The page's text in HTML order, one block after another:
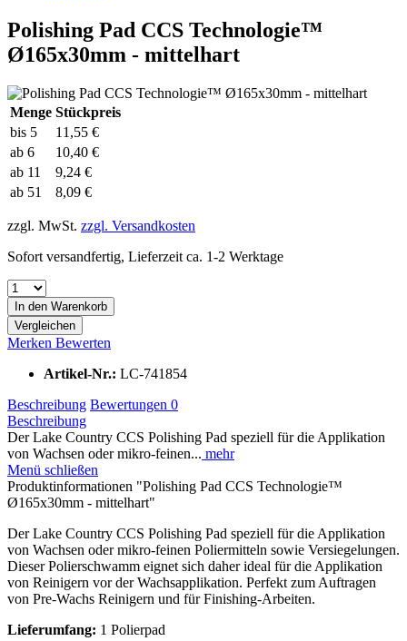
Polishing Pad CCS Technologie™
Ø165x30mm - mittelhart
Menge Stückpreis
bis 5
11,55 €
ab 6
10,40 €
ab 11
9,24 €
ab 51 8,09 €
zzgl. MwSt. zzgl. Versandkosten
Sofort versandfertig, Lieferzeit ca. 1-2 Werktage
In den Warenkorb
Vergleichen
Merken Bewerten
Artikel-Nr.: LC-741854
Beschreibung Bewertungen 0
Beschreibung
Der Lake Country CCS Polishing Pad speziell für die Applikation
von Wachsen oder mikro-feinen... mehr
Menü schließen
Produktinformationen "Polishing Pad CCS Technologie™
Ø165x30mm - mittelhart"
Der Lake Country CCS Polishing Pad speziell für die Applikation
von Wachsen oder mikro-feinen Poliermitteln sowie Versiegelungen.
Dieser Polierschwamm eignet sich daher ideal für die Applikation
von Reinigern vor der Wachsapplikation. Perfekt zum Auftragen
von Pre-Wachs Reinigern und für Finishing-Arbeiten.
Lieferumfang: 1 Polierpad